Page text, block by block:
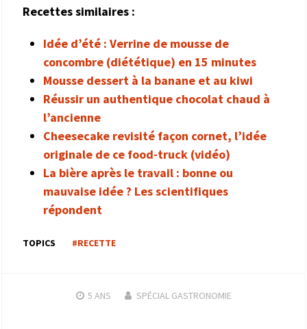
Recettes similaires :
Idée d’été : Verrine de mousse de
concombre (diététique) en 15 minutes
Mousse dessert à la banane et au kiwi
Réussir un authentique chocolat chaud à
l’ancienne
Cheesecake revisité façon cornet, l’idée
originale de ce food-truck (vidéo)
La bière après le travail : bonne ou
mauvaise idée ? Les scientifiques
répondent
TOPICS #RECETTE
5 ANS SPÉCIAL GASTRONOMIE